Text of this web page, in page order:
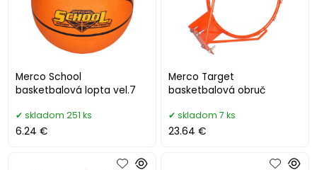
Merco School
basketbalová lopta vel.7
skladom 251 ks
6.24 €
Merco Target
basketbalová obruč
skladom 7 ks
23.64 €